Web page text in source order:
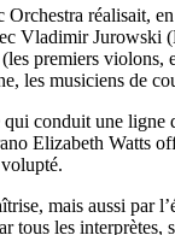
réalisait,
Vladimir Jurowski
premiers
les musiciens de
conduit une
Elizabeth Watts
mais aussi par
tous les